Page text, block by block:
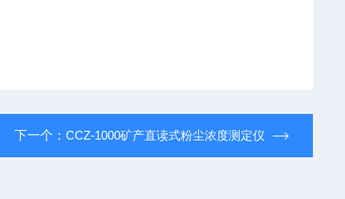
下一个： CCZ-1000矿产直读式粉尘浓度测定仪